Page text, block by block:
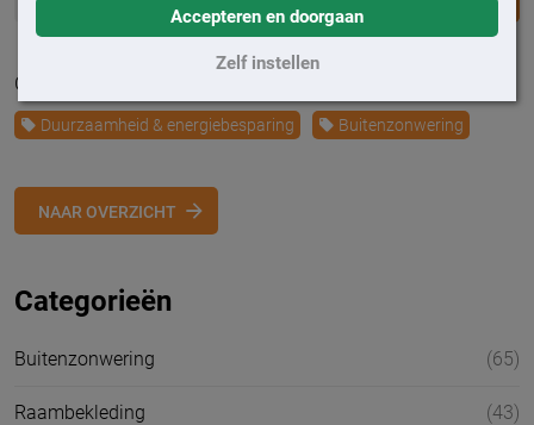
Accepteren en doorgaan
Zelf instellen
Geplaatst op 19 april 2021
Duurzaamheid & energiebesparing Buitenzonwering
NAAR OVERZICHT
Categorieën
Buitenzonwering (65)
Raambekleding (43)